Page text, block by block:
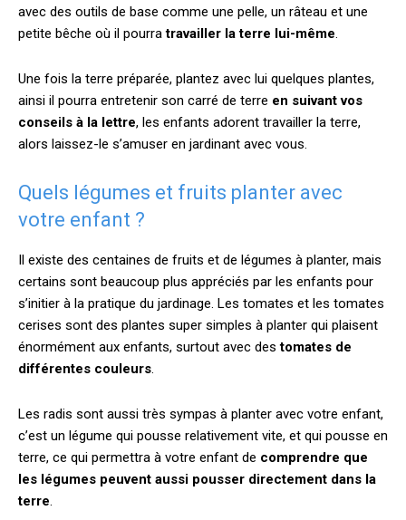
avec des outils de base comme une pelle, un râteau et une
petite bêche où il pourratravailler la terre lui-même.
Une fois la terre préparée, plantez avec lui quelques plantes,
ainsi il pourra entretenir son carré de terre en suivant vos
conseils à la lettre, les enfants adorent travailler la terre,
alors laissez-le s’amuser en jardinant avec vous.
Quels légumes et fruits planter avec
votre enfant ?
Il existe des centaines de fruits et de légumes à planter, mais
certains sont beaucoup plus appréciés par les enfants pour
s’initier à la pratique du jardinage. Les tomates et les tomates
cerises sont des plantes super simples à planter qui plaisent
énormément aux enfants, surtout avec destomates de
différentes couleurs.
Les radis sont aussi très sympas à planter avec votre enfant,
c’est un légume qui pousse relativement vite, et qui pousse en
terre, ce qui permettra à votre enfant de comprendre que
les légumes peuvent aussi pousser directement dans la
terre.